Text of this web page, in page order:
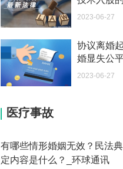
你好 我想问一下外国人来这
办？
如何续签居住证 我的1月7日
2023-05-04
关报案？
你好 我需要申请去美国结婚
2023-06-27
协议离婚
婚显失公
2023-06-27
医疗事故
有哪些情形婚姻无效？民法
定内容是什么？_环球通讯